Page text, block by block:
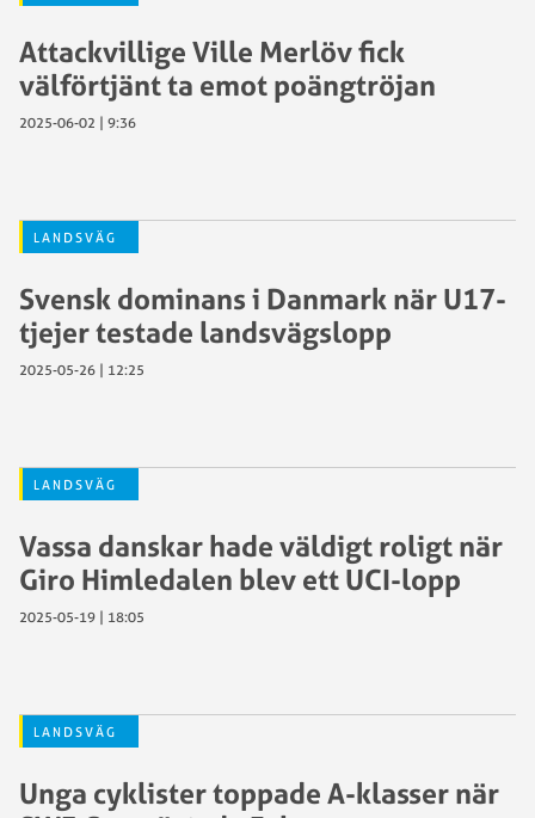
Attackvillige Ville Merlöv fick
välförtjänt ta emot poängtröjan
2025-06-02 | 9:36
LANDSVÄG
Svensk dominans i Danmark när U17-
tjejer testade landsvägslopp
2025-05-26 | 12:25
LANDSVÄG
Vassa danskar hade väldigt roligt när
Giro Himledalen blev ett UCI-lopp
2025-05-19 | 18:05
LANDSVÄG
Unga cyklister toppade A-klasser när